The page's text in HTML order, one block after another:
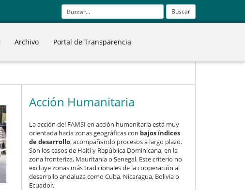
Buscar
Archivo Portal de Transparencia
Acción Humanitaria
La acción del FAMSI en acción humanitaria está muy
orientada hacia zonas geográficas con bajos índices
de desarrollo, acompañando procesos a largo plazo.
Son los casos de Haití y República Dominicana, en la
zona fronteriza, Mauritania o Senegal. Este criterio no
excluye zonas más tradicionales de la cooperación al
desarrollo andaluza como Cuba, Nicaragua, Bolivia o
Ecuador.